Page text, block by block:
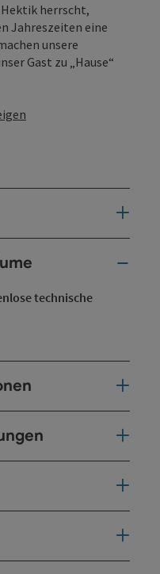
Hektik herrscht,
Jahreszeiten eine
unsere
Gast zu „Hause“
technische